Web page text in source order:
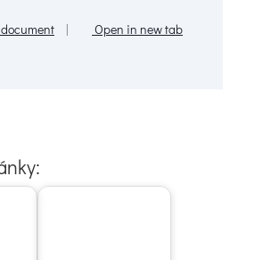
| Open in new tab